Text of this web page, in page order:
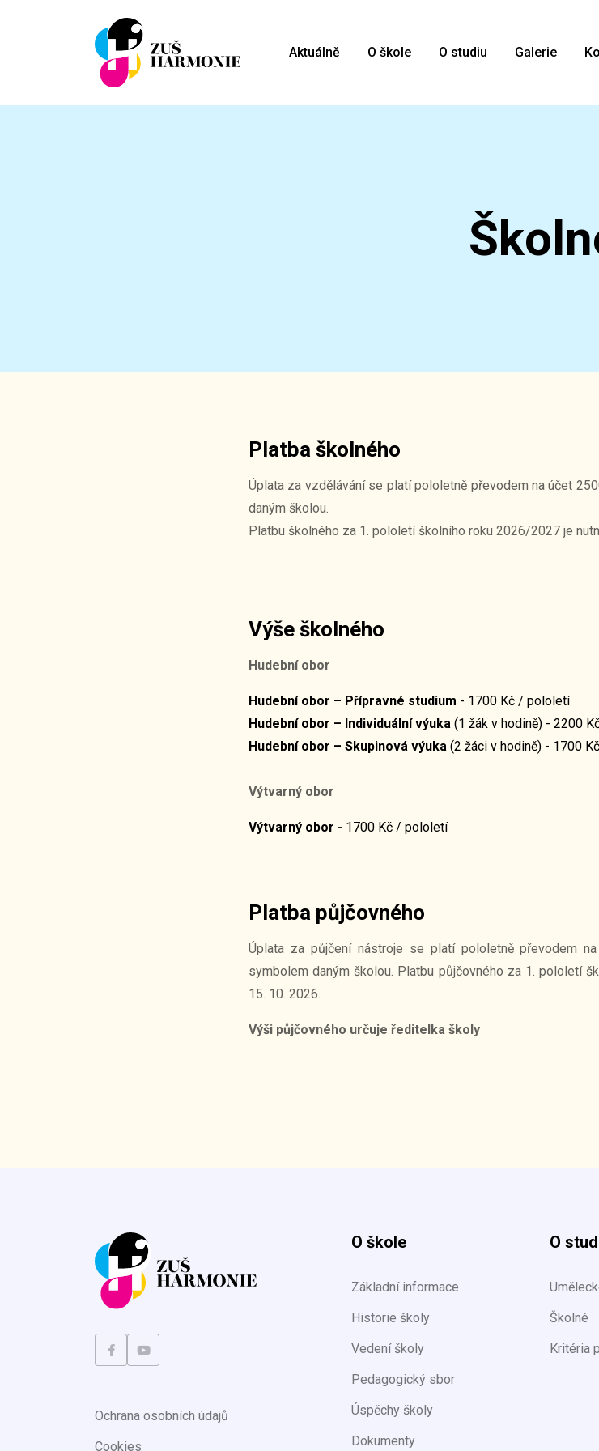
Aktuálně O škole O studiu Galerie
Platba školného
Úplata za vzdělávání se platí pololetně převodem na účet
daným školou.
Platbu školného za 1. pololetí školního roku 2026/2027 je
Výše školného
Hudební obor
Hudební obor – Přípravné studium - 1700 Kč / pololetí
Hudební obor – Individuální výuka (1 žák v hodině) - 2200
Hudební obor – Skupinová výuka (2 žáci v hodině) - 1700
Výtvarný obor
Výtvarný obor - 1700 Kč / pololetí
Platba půjčovného
Úplata za půjčení nástroje se platí pololetně převodem
symbolem daným školou. Platbu půjčovného za 1. pololetí
15. 10. 2026.
Výši půjčovného určuje ředitelka školy
Ochrana osobních údajů
Cookies
O škole
Základní informace
Historie školy
Vedení školy
Pedagogický sbor
Úspěchy školy
Dokumenty
O
Školné
Kritéria